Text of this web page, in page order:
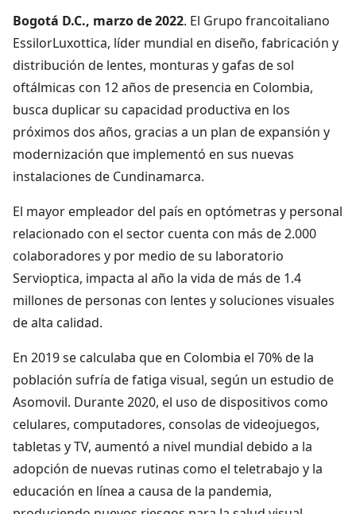
Bogotá D.C., marzo de 2022. El Grupo francoitaliano
EssilorLuxottica, líder mundial en diseño, fabricación y
distribución de lentes, monturas y gafas de sol
oftálmicas con 12 años de presencia en Colombia,
busca duplicar su capacidad productiva en los
próximos dos años, gracias a un plan de expansión y
modernización que implementó en sus nuevas
instalaciones de Cundinamarca.
El mayor empleador del país en optómetras y personal
relacionado con el sector cuenta con más de 2.000
colaboradores y por medio de su laboratorio
Servioptica, impacta al año la vida de más de 1.4
millones de personas con lentes y soluciones visuales
de alta calidad.
En 2019 se calculaba que en Colombia el 70% de la
población sufría de fatiga visual, según un estudio de
Asomovil. Durante 2020, el uso de dispositivos como
celulares, computadores, consolas de videojuegos,
tabletas y TV, aumentó a nivel mundial debido a la
adopción de nuevas rutinas como el teletrabajo y la
educación en línea a causa de la pandemia,